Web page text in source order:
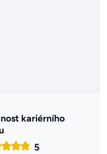
kariérního
5